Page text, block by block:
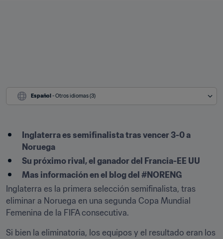
Español - Otros idiomas (3)
Inglaterra es semifinalista tras vencer 3-0 a
Noruega
Su próximo rival, el ganador del Francia-EE UU
Mas información en el blog del #NORENG
Inglaterra es la primera selección semifinalista, tras
eliminar a Noruega en una segunda Copa Mundial
Femenina de la FIFA consecutiva.
Si bien la eliminatoria, los equipos y el resultado eran los